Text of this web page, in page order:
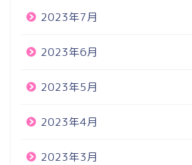
2023年7月
2023年6月
2023年5月
2023年4月
2023年3月